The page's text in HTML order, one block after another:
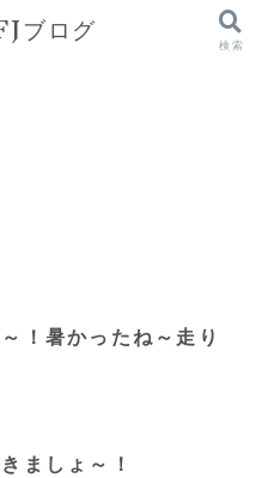
！暑かったね～走り
ましょ～！
ブログ 検索